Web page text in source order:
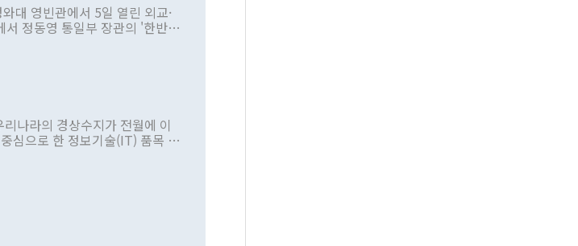
대 영빈관에서 5일 열린 외교·
정동영 통일부 장관의 '한반도
안을 정책으로 추진하겠다고 공
비판을 내놨다. 그동안 정 장
은 여러 번 있지만 대통령과 유
표명한 것은 이례적이다. 정 장
한다는 목소리도 높아지고 있
나라의 경상수지가 전월에 이
심으로 한 정보기술(IT) 품목 수